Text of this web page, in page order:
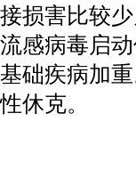
接损害比较
流感病毒启
基础疾病加
性休克。